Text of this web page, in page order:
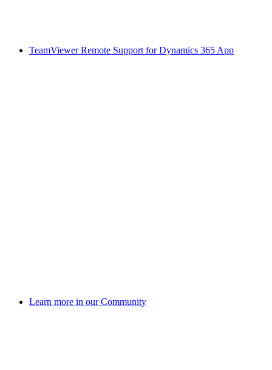
TeamViewer Remote Support for Dynamics 365 App
Learn more in our Community